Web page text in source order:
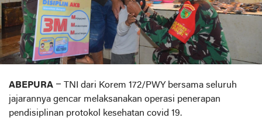
ABEPURA – TNI dari Korem 172/PWY bersama seluruh
jajarannya gencar melaksanakan operasi penerapan
pendisiplinan protokol kesehatan covid 19.